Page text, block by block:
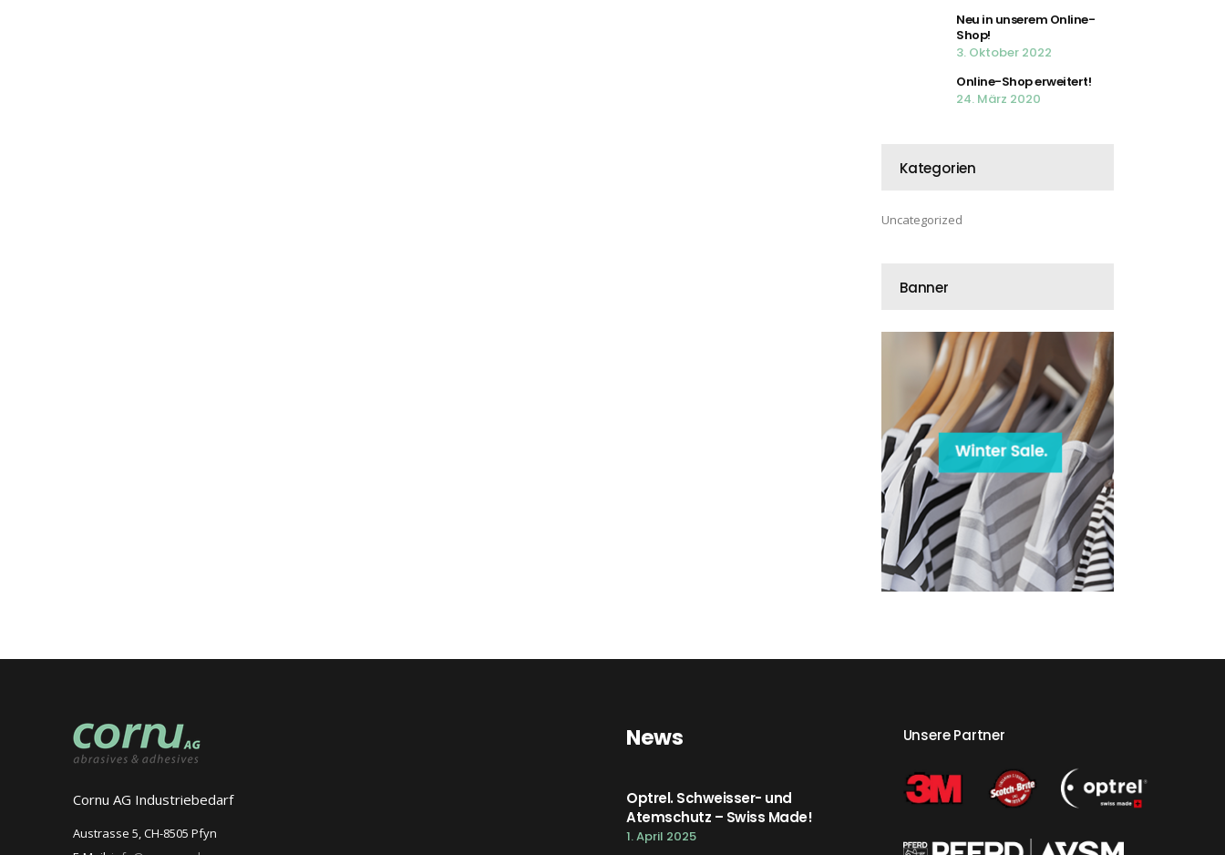
Neu in unserem Online-
Shop!
3. Oktober 2022
Online-Shop erweitert!
24. März 2020
Kategorien
Uncategorized
Banner
Cornu AG Industriebedarf
Austrasse 5, CH-8505 Pfyn
News
Optrel. Schweisser- und
Atemschutz – Swiss Made!
1. April 2025
Unsere Partner